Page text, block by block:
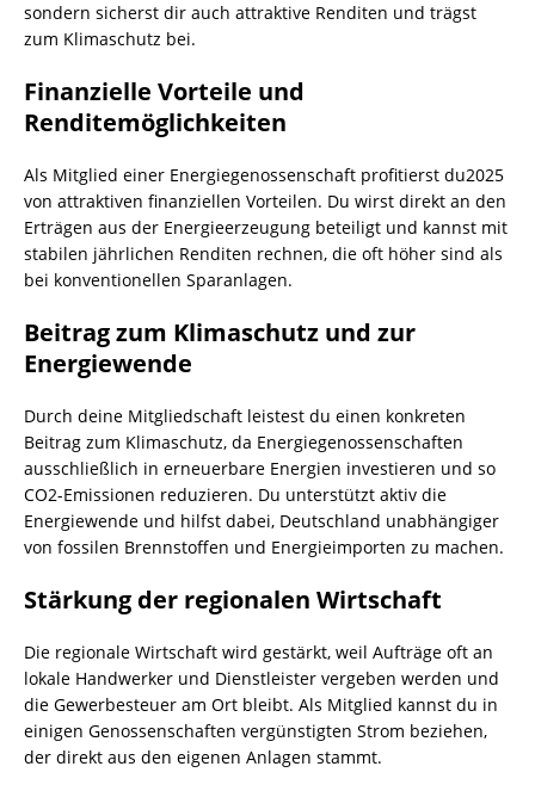
sondern sicherst dir auch attraktive Renditen und trägst
zum Klimaschutz bei.
Finanzielle Vorteile und
Renditemöglichkeiten
Als Mitglied einer Energiegenossenschaft profitierst du2025
von attraktiven finanziellen Vorteilen. Du wirst direkt an den
Erträgen aus der Energieerzeugung beteiligt und kannst mit
stabilen jährlichen Renditen rechnen, die oft höher sind als
bei konventionellen Sparanlagen.
Beitrag zum Klimaschutz und zur
Energiewende
Durch deine Mitgliedschaft leistest du einen konkreten
Beitrag zum Klimaschutz, da Energiegenossenschaften
ausschließlich in erneuerbare Energien investieren und so
CO2-Emissionen reduzieren. Du unterstützt aktiv die
Energiewende und hilfst dabei, Deutschland unabhängiger
von fossilen Brennstoffen und Energieimporten zu machen.
Stärkung der regionalen Wirtschaft
Die regionale Wirtschaft wird gestärkt, weil Aufträge oft an
lokale Handwerker und Dienstleister vergeben werden und
die Gewerbesteuer am Ort bleibt. Als Mitglied kannst du in
einigen Genossenschaften vergünstigten Strom beziehen,
der direkt aus den eigenen Anlagen stammt.